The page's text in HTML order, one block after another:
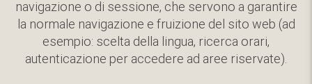
navigazione o di sessione, che servono a garantire
la normale navigazione e fruizione del sito web (ad
esempio: scelta della lingua, ricerca orari,
autenticazione per accedere ad aree riservate).